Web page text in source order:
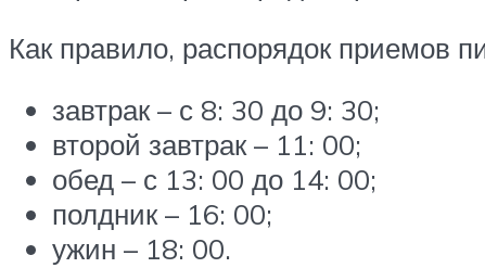
Как правило, распорядок приемов
завтрак – с 8: 30 до 9: 30;
второй завтрак – 11: 00;
обед – с 13: 00 до 14: 00;
полдник – 16: 00;
ужин – 18: 00.